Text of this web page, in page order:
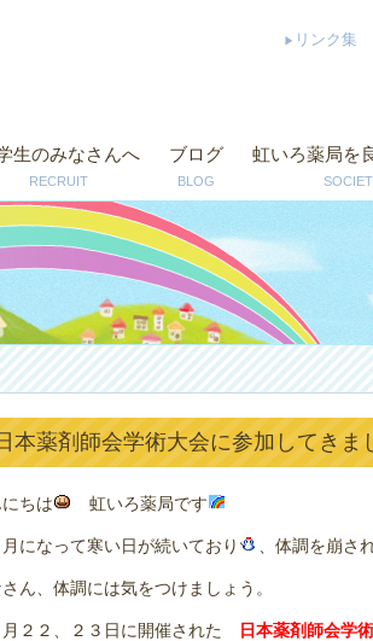
リンク集
生のみなさんへ
RECRUIT
ブログ
BLOG
虹いろ薬局を
本薬剤師会学術大会に参加してき
ちは 虹いろ薬局です
月になって寒い日が続いており 、体調を崩さ
ん、体調には気をつけましょう。
月２２、２３日に開催された 日本薬剤師会学